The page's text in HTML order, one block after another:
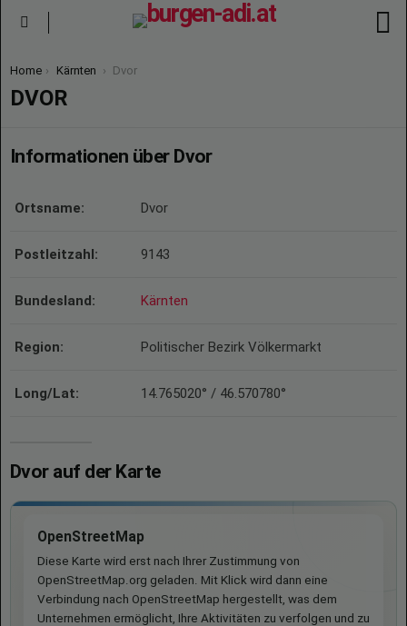
You are here:
Home Kärnten Dvor
DVOR
Informationen über Dvor
Ortsname: Dvor
Postleitzahl: 9143
Bundesland: Kärnten
Region: Politischer Bezirk Völkermarkt
Long/Lat: 14.765020° / 46.570780°
Dvor auf der Karte
OpenStreetMap
Diese Karte wird erst nach Ihrer Zustimmung von
OpenStreetMap.org geladen. Mit Klick wird dann eine
Verbindung nach OpenStreetMap hergestellt, was dem
Unternehmen ermöglicht, Ihre Aktivitäten zu verfolgen und zu